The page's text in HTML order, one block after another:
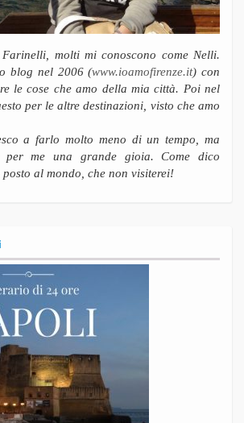
molti mi conoscono come Nelli.
blog nel 2006 (www.ioamofirenze.it) con
le cose che amo della mia città. Poi nel
per le altre destinazioni, visto che amo
a farlo molto meno di un tempo, ma
per me una grande gioia. Come dico
posto al mondo, che non visiterei!